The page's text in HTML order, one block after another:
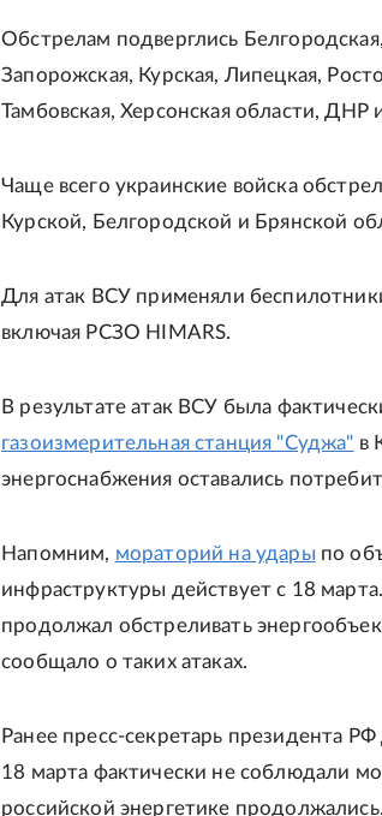
Обстрелам подверглись
Запорожская, Курская, Липецкая,
Тамбовская, Херсонская области,
Чаще всего украинские войска
Курской, Белгородской и Брянской
Для атак ВСУ применяли
включая РСЗО HIMARS.
В результате атак ВСУ была
газоизмерительная станция "Суджа" в
энергоснабжения оставались
Напомним, мораторий на удары по
инфраструктуры действует с 18
продолжал обстреливать
сообщало о таких атаках.
Ранее пресс-секретарь президента
18 марта фактически не соблюдали
российской энергетике